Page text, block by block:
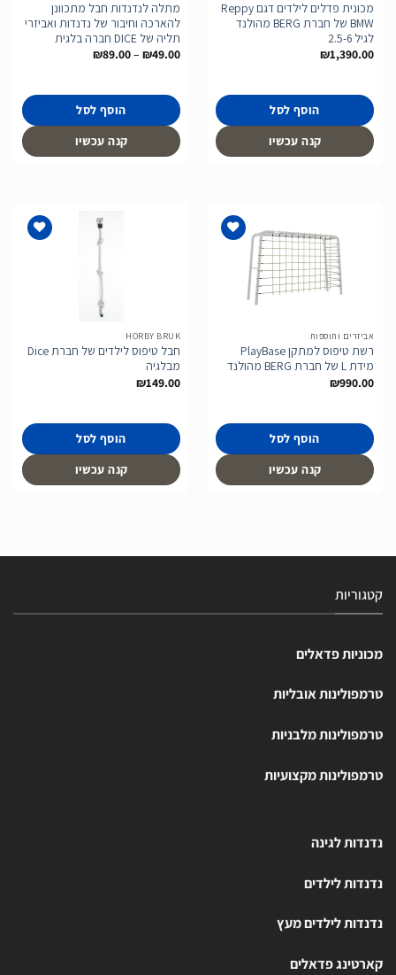
מכונית פדלים לילדים דגם Reppy
BMW של חברת BERG מהולנד
לגיל 2.5-6
₪1,390.00
הוסף לסל
קנה עכשיו
מתלה לנדנדות חבל מתכוונן
להארכה וחיבור של נדנדות ואביזרי
תליה של DICE חברה בלגית
₪49.00
–
₪89.00 טווח
⁦₪89.00⁩
הוסף לסל
קנה עכשיו
אביזרים ותוספות
רשת טיפוס למתקן PlayBase
מידת L של חברת BERG מהולנד
₪990.00
הוסף לסל
קנה עכשיו
HORBY BRUK
חבל טיפוס לילדים של חברת Dice
מבלגיה
₪149.00
הוסף לסל
קנה עכשיו
קטגוריות
מכוניות פדאלים
טרמפולינות אובליות
טרמפולינות מלבניות
טרמפולינות מקצועיות
נדנדות לגינה
נדנדות לילדים
נדנדות לילדים מעץ
קארטינג פדאלים